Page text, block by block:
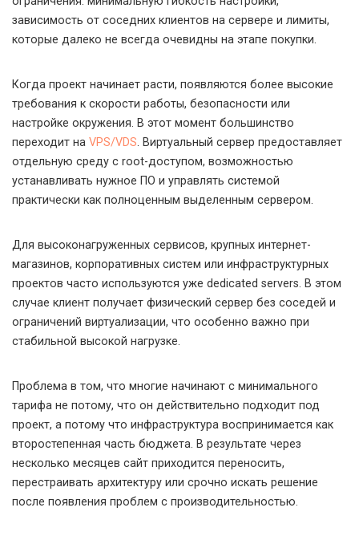
зависимость от соседних клиентов на сервере и лимиты,
которые далеко не всегда очевидны на этапе покупки.
Когда проект начинает расти, появляются более высокие
требования к скорости работы, безопасности или
настройке окружения. В этот момент большинство
переходит на VPS/VDS. Виртуальный сервер предоставляет
отдельную среду с root-доступом, возможностью
устанавливать нужное ПО и управлять системой
практически как полноценным выделенным сервером.
Для высоконагруженных сервисов, крупных интернет-
магазинов, корпоративных систем или инфраструктурных
проектов часто используются уже dedicated servers. В этом
случае клиент получает физический сервер без соседей и
ограничений виртуализации, что особенно важно при
стабильной высокой нагрузке.
Проблема в том, что многие начинают с минимального
тарифа не потому, что он действительно подходит под
проект, а потому что инфраструктура воспринимается как
второстепенная часть бюджета. В результате через
несколько месяцев сайт приходится переносить,
перестраивать архитектуру или срочно искать решение
после появления проблем с производительностью.